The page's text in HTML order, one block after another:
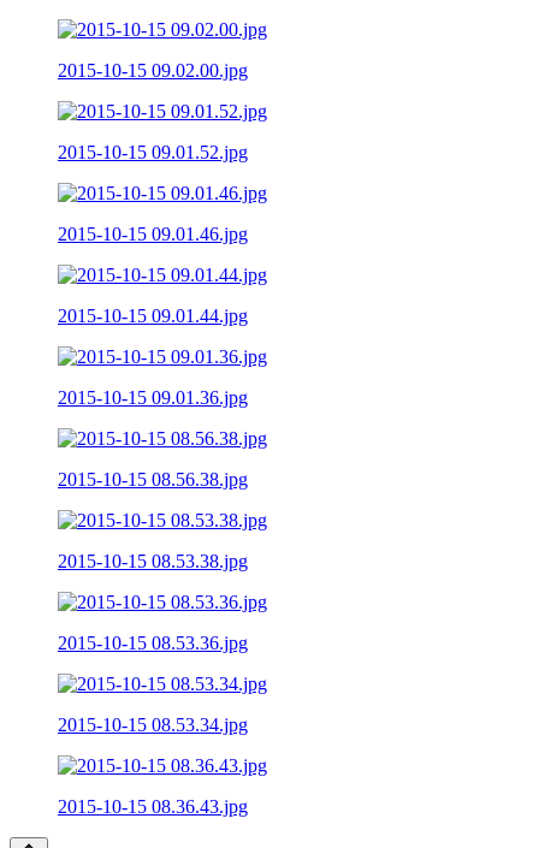
2015-10-15 09.02.00.jpg
2015-10-15 09.01.52.jpg
2015-10-15 09.01.46.jpg
2015-10-15 09.01.44.jpg
2015-10-15 09.01.36.jpg
2015-10-15 08.56.38.jpg
2015-10-15 08.53.38.jpg
2015-10-15 08.53.36.jpg
2015-10-15 08.53.34.jpg
2015-10-15 08.36.43.jpg